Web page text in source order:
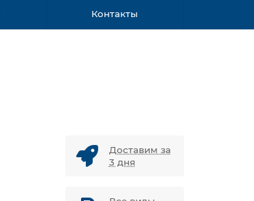
Контакты
Доставим за
3 дня